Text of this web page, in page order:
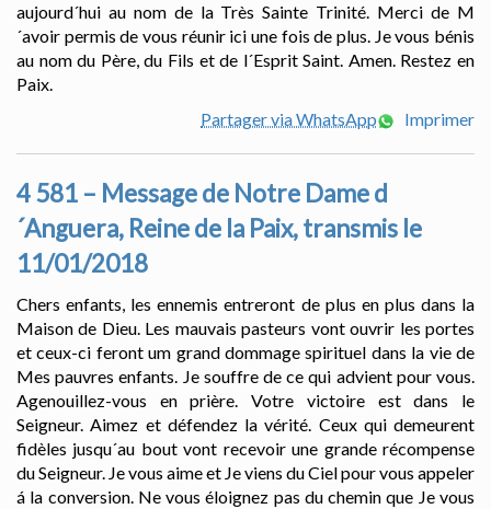
aujourd´hui au nom de la Très Sainte Trinité. Merci de M
´avoir permis de vous réunir ici une fois de plus. Je vous bénis
au nom du Père, du Fils et de l´Esprit Saint. Amen. Restez en
Paix.
Partager via WhatsApp
Imprimer
4 581 – Message de Notre Dame d
´Anguera, Reine de la Paix, transmis le
11/01/2018
Chers enfants, les ennemis entreront de plus en plus dans la
Maison de Dieu. Les mauvais pasteurs vont ouvrir les portes
et ceux-ci feront um grand dommage spirituel dans la vie de
Mes pauvres enfants. Je souffre de ce qui advient pour vous.
Agenouillez-vous en prière. Votre victoire est dans le
Seigneur. Aimez et défendez la vérité. Ceux qui demeurent
fidèles jusqu´au bout vont recevoir une grande récompense
du Seigneur. Je vous aime et Je viens du Ciel pour vous appeler
á la conversion. Ne vous éloignez pas du chemin que Je vous